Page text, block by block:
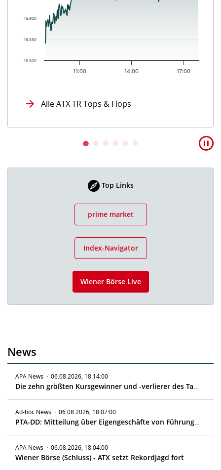
11:00 14:00 17:00
16.800
16.850
16.900
Alle ATX TR Tops & Flops
Top Links
prime market
Index-Navigator
Wiener Börse Live
News
APA News · 06.08.2026, 18:14:00
Die zehn größten Kursgewinner und -verlierer des Tages
Ad-hoc News · 06.08.2026, 18:07:00
PTA-DD: Mitteilung über Eigengeschäfte von Führungskräften gemäß Artikel 19 MAR
APA News · 06.08.2026, 18:04:00
Wiener Börse (Schluss) - ATX setzt Rekordjagd fort